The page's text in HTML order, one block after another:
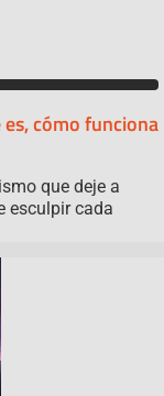
cómo funciona
que deje a
esculpir cada